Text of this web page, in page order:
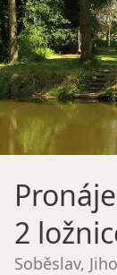
2
Soběslav,